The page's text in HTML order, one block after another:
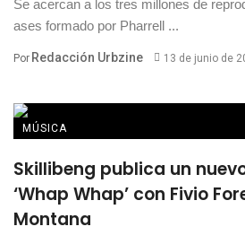
Se acercan a los tres millones de
ases formado por Pharrell ...
Por Redacción Urbzine 13 de junio de
MÚSICA
Skillibeng publica un
‘Whap Whap’ con Fivio
Montana